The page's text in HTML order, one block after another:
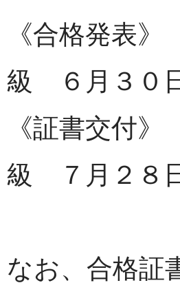
《合格発
級 ６月３０
《証
級 ７月２
なお、合格証